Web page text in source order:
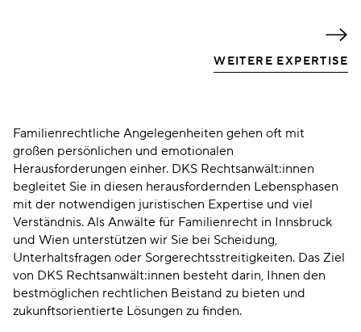
WEITERE EXPERTISE
Familienrecht
3. Dezember 2024
Familienrechtliche Angelegenheiten gehen oft mit
großen persönlichen und emotionalen
Herausforderungen einher. DKS Rechtsanwält:innen
begleitet Sie in diesen herausfordernden Lebensphasen
mit der notwendigen juristischen Expertise und viel
Verständnis. Als Anwälte für Familienrecht in Innsbruck
und Wien unterstützen wir Sie bei Scheidung,
Unterhaltsfragen oder Sorgerechtsstreitigkeiten. Das Ziel
von DKS Rechtsanwält:innen besteht darin, Ihnen den
bestmöglichen rechtlichen Beistand zu bieten und
zukunftsorientierte Lösungen zu finden.